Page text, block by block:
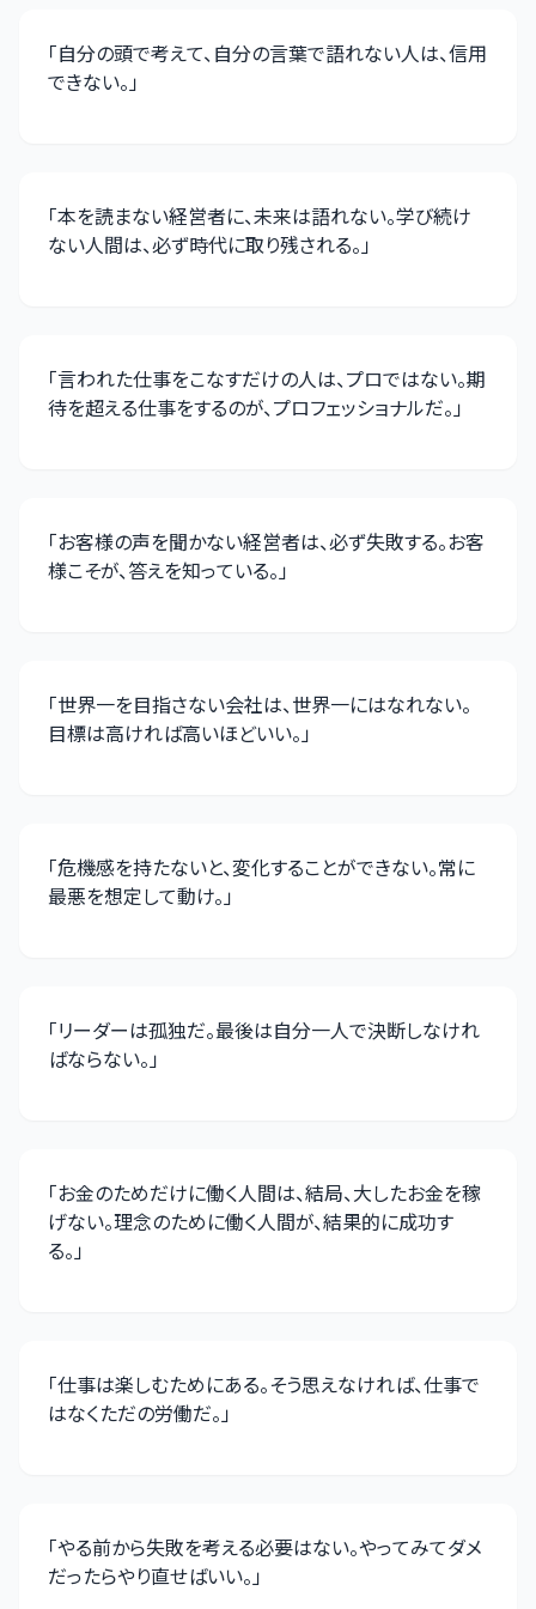
「自分の頭で考えて、自分の言葉で語れない人は、信用
できない。」
「本を読まない経営者に、未来は語れない。学び続け
ない人間は、必ず時代に取り残される。」
「言われた仕事をこなすだけの人は、プロではない。期
待を超える仕事をするのが、プロフェッショナルだ。」
「お客様の声を聞かない経営者は、必ず失敗する。お客
様こそが、答えを知っている。」
「世界一を目指さない会社は、世界一にはなれない。
目標は高ければ高いほどいい。」
「危機感を持たないと、変化することができない。常に
最悪を想定して動け。」
「リーダーは孤独だ。最後は自分一人で決断しなけれ
ばならない。」
「お金のためだけに働く人間は、結局、大したお金を稼
げない。理念のために働く人間が、結果的に成功す
る。」
「仕事は楽しむためにある。そう思えなければ、仕事で
はなくただの労働だ。」
「やる前から失敗を考える必要はない。やってみてダメ
だったらやり直せばいい。」